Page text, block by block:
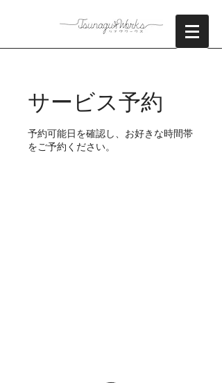
サービス予約
予約可能日を確認し、お好きな時間帯
をご予約ください。